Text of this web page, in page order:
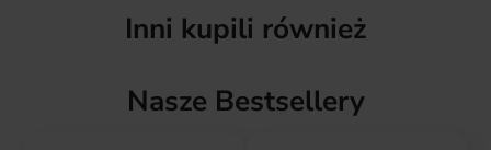
Inni kupili również
Nasze Bestsellery